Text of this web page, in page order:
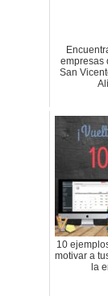
empresas
San
10
motivar a
la